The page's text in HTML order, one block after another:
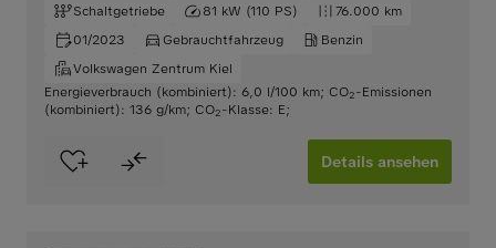
Schaltgetriebe 81 kW (110 PS)
76.000 km
01/2023
Gebrauchtfahrzeug
Benzin
Volkswagen Zentrum Kiel
Energieverbrauch (kombiniert): 6,0 l/100 km; CO2-Emissionen
(kombiniert): 136 g/km; CO2-Klasse: E;
Details ansehen